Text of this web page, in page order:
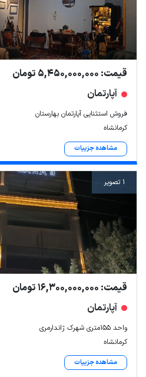
قیمت: 5,450,000,000 تومان
آپارتمان
فروش استثنایی آپارتمان بهارستان
کرمانشاه
مشاهده جزییات
1 تصویر
قیمت: 16,300,000,000 تومان
آپارتمان
واحد ۱۵۵متری شهرک ژاندارمری
کرمانشاه
مشاهده جزییات